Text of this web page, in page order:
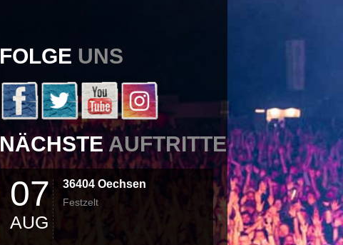
FOLGE UNS
NÄCHSTE AUFTRITTE
07
AUG
36404 Oechsen
Festzelt